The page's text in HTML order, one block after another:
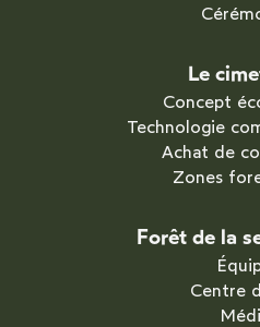
Le
Concept
Technologie
Achat de
Zones
Forêt de la
Centre